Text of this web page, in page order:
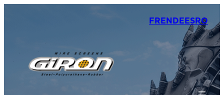
FRENDEESRO